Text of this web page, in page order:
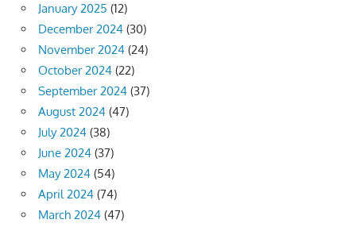
January 2025 (12)
December 2024 (30)
November 2024 (24)
October 2024 (22)
September 2024 (37)
August 2024 (47)
July 2024 (38)
June 2024 (37)
May 2024 (54)
April 2024 (74)
March 2024 (47)